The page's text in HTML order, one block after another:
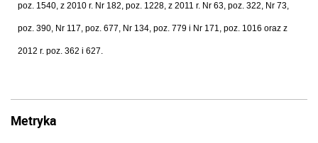
poz. 1540, z 2010 r. Nr 182, poz. 1228, z 2011 r. Nr 63, poz. 322, Nr 73,
poz. 390, Nr 117, poz. 677, Nr 134, poz. 779 i Nr 171, poz. 1016 oraz z
2012 r. poz. 362 i 627.
Metryka